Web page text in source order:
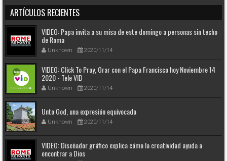
ARTÍCULOS RECIENTES
VIDEO: Papa invita a su misa de este domingo a personas sin techo
de Roma
Unknown 2020/11/14
VIDEO: Click To Pray, Orar con el Papa Francisco hoy Noviembre 14
2020 - Tele VID
Unknown 2020/11/14
Unto God, una expresión equivocada
Unknown 2020/11/14
VIDEO: Diseñador gráfico explica cómo la creatividad ayuda a
encontrar a Dios